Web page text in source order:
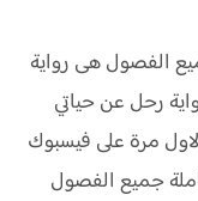
الفصول هى رواية
رحل عن حياتي
مرة على فيسبوك
جميع الفصول